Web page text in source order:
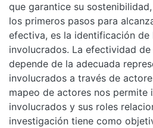
que garantice su
los primeros pasos para
efectiva, es la identificación
involucrados. La efectividad
depende de la adecuada
involucrados a través de
mapeo de actores nos
involucrados y sus roles
investigación tiene como